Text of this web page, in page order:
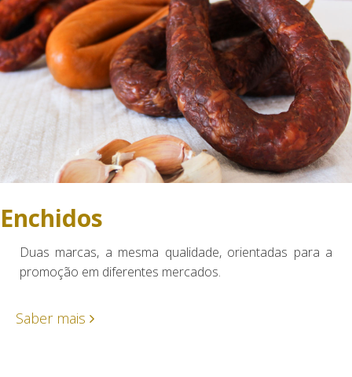
Enchidos
Duas marcas, a mesma qualidade, orientadas para a
promoção em diferentes mercados.
Saber mais